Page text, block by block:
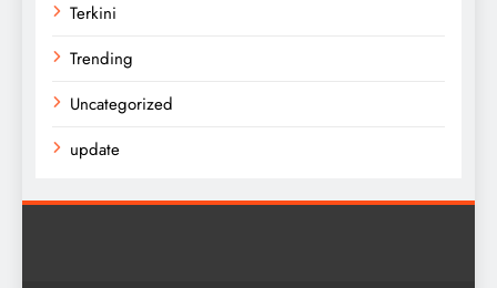
Terkini
Trending
Uncategorized
update